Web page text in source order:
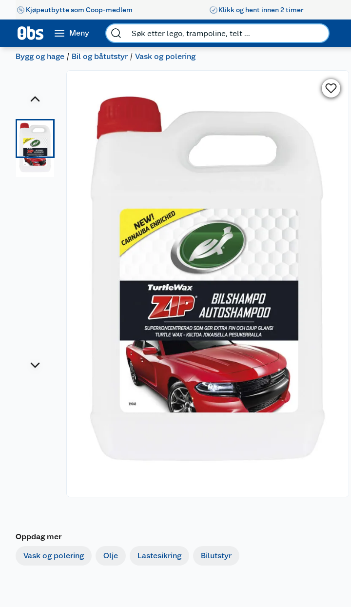
Kjøpeutbytte som Coop-medlem Klikk og hent innen 2 timer
Meny
Bygg og hage Bil og båtutstyr Vask og polering
Oppdag mer
Vask og polering Olje Lastesikring Bilutstyr